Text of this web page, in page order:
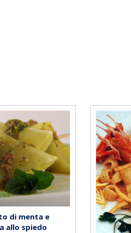
di menta e
allo spiedo